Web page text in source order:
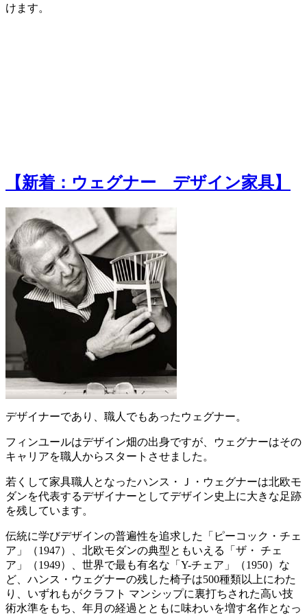
けます。
【新着：ウェグナー デザイン家具】
デザイナーであり、職人でもあったウェグナー。
フィンユールはデザイン畑の出身ですが、ウェグナーはその
キャリアを職人からスタートさせました。
若くして家具職人となったハンス・Ｊ・ウェグナーは北欧モ
ダンを代表するデザイナーとしてデザイン史上に大きな足跡
を残しています。
伝統に学びデザインの普遍性を追求した「ピーコック・チェ
ア」（1947）、北欧モダンの典型ともいえる「ザ・ チェ
ア」（1949）、世界で最も有名な「Y-チェア」（1950）な
ど、ハンス・ウェグナーの残した椅子は500種類以上にわた
り、いずれもがクラフト マンシップに裏打ちされた高い技
術水準をもち、年月の経過とともに味わいを増す名作となっ